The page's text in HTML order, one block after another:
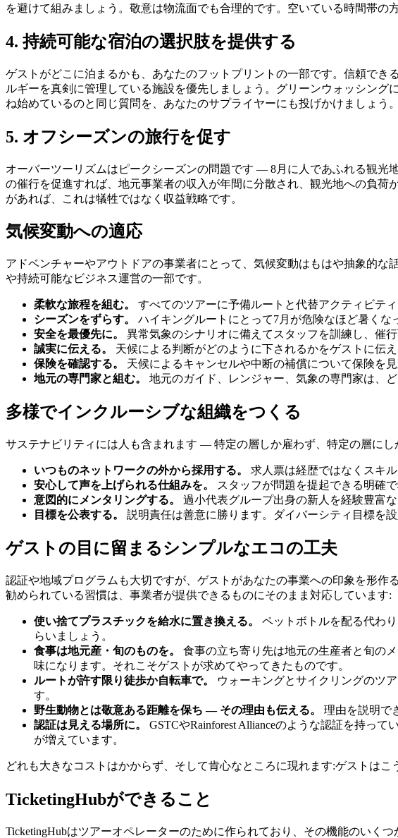
を避けて組みましょう。敬意は物流面でも合理的です。空いている時間帯の
4. 持続可能な宿泊の選択肢を提供する
ゲストがどこに泊まるかも、あなたのフットプリントの一部です。信頼で
ルギーを真剣に管理している施設を優先しましょう。グリーンウォッシン
ね始めているのと同じ質問を、あなたのサプライヤーにも投げかけましょう。
5. オフシーズンの旅行を促す
オーバーツーリズムはピークシーズンの問題です — 8月に人であふれる観光
の催行を促進すれば、地元事業者の収入が年間に分散され、観光地への負
があれば、これは犠牲ではなく収益戦略です。
気候変動への適応
アドベンチャーやアウトドアの事業者にとって、気候変動はもはや抽象的
や持続可能なビジネス運営の一部です。
柔軟な旅程を組む。
すべてのツアーに予備ルートと代替アクティビテ
シーズンをずらす。
ハイキングルートにとって7月が危険なほど暑くな
安全を最優先に。
異常気象のシナリオに備えてスタッフを訓練し、催
誠実に伝える。
天候による判断がどのように下されるかをゲストに伝
保険を確認する。
天候によるキャンセルや中断の補償について保険を
地元の専門家と組む。
地元のガイド、レンジャー、気象の専門家は、
多様でインクルーシブな組織をつくる
サステナビリティには人も含まれます — 特定の層しか雇わず、特定の層に
いつものネットワークの外から採用する。
求人票は経歴ではなくスキ
安心して声を上げられる仕組みを。
スタッフが問題を提起できる明確
意図的にメンタリングする。
過小代表グループ出身の新人を経験豊富
目標を公表する。
説明責任は善意に勝ります。ダイバーシティ目標を
ゲストの目に留まるシンプルなエコの工夫
認証や地域プログラムも大切ですが、ゲストがあなたの事業への印象を形
勧められている習慣は、事業者が提供できるものにそのまま対応しています:
使い捨てプラスチックを給水に置き換える。
ペットボトルを配る代わ
らいましょう。
食事は地元産・旬のものを。
食事の立ち寄り先は地元の生産者と旬の
味になります。それこそゲストが求めてやってきたものです。
ルートが許す限り徒歩か自転車で。
ウォーキングとサイクリングのツ
す。
野生動物とは敬意ある距離を保ち — その理由も伝える。
理由を説明で
認証は見える場所に。
GSTCやRainforest Allianceのような認証を持っ
が増えています。
どれも大きなコストはかからず、そして肯心なところに現れます:ゲストは
TicketingHubができること
TicketingHubはツアーオペレーターのために作られており、その機能のいく